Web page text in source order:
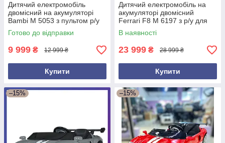
Дитячий електромобіль
двомісний на акумуляторі
Bambi M 5053 з пультом р/у
для дітей 3-8 років Білий
Готово до відправки
9 999 ₴ 12 999 ₴
Купити
Дитячий електромобіль на
акумуляторі двомісний
Ferrari F8 M 6197 з р/у для
дітей 3-8 років Білий
В наявності
23 999 ₴ 28 999 ₴
Купити
–15% –15%